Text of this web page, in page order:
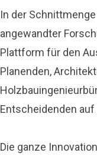
In der
angewandter
Plattform für den
Planenden,
Entscheidenden
Die ganze